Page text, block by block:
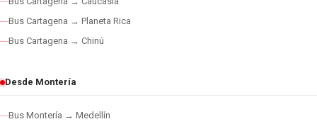
Bus Cartagena → Planeta Rica
Bus Cartagena → Chinú
Desde Montería
Bus Montería → Medellín